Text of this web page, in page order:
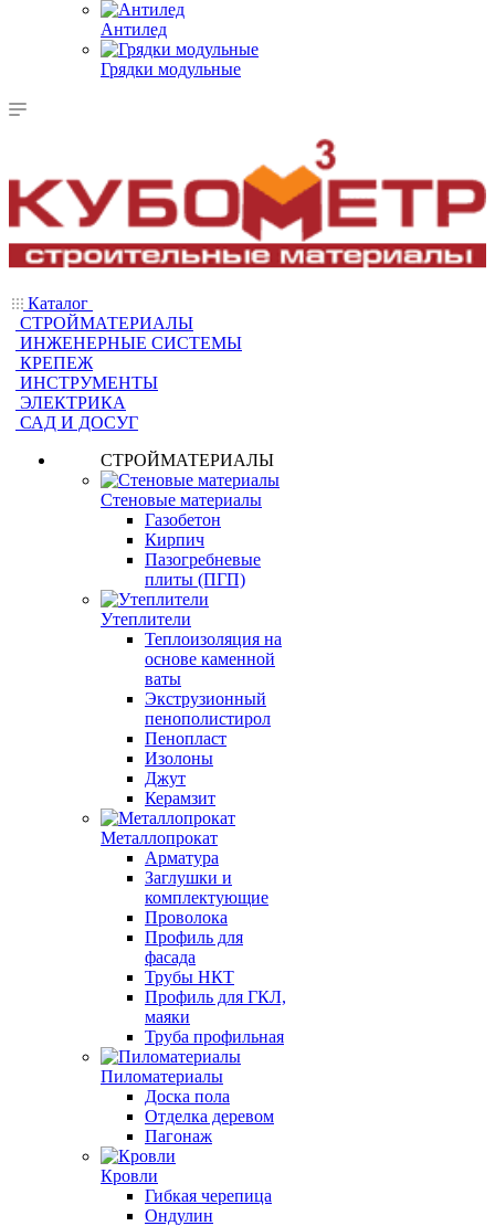
Антилед
Грядки модульные
Каталог
СТРОЙМАТЕРИАЛЫ
ИНЖЕНЕРНЫЕ СИСТЕМЫ
КРЕПЕЖ
ИНСТРУМЕНТЫ
ЭЛЕКТРИКА
САД И ДОСУГ
СТРОЙМАТЕРИАЛЫ
Стеновые материалы
Газобетон
Кирпич
Пазогребневые
плиты (ПГП)
Утеплители
Теплоизоляция на
основе каменной
ваты
Экструзионный
пенополистирол
Пенопласт
Изолоны
Джут
Керамзит
Металлопрокат
Арматура
Заглушки и
комплектующие
Проволока
Профиль для
фасада
Трубы НКТ
Профиль для ГКЛ,
маяки
Труба профильная
Пиломатериалы
Доска пола
Отделка деревом
Пагонаж
Кровли
Гибкая черепица
Ондулин